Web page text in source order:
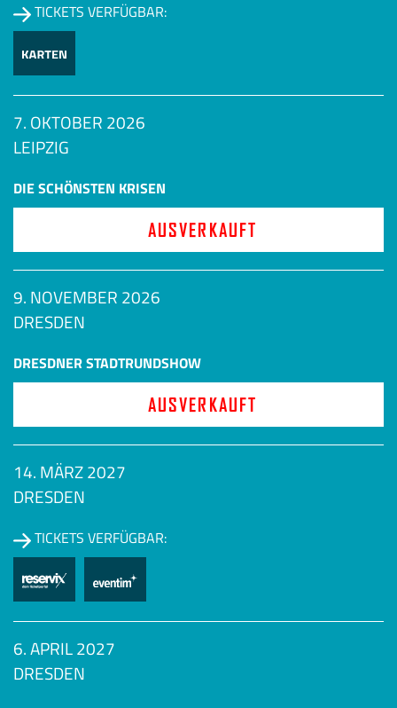
TICKETS VERFÜGBAR:
7. OKTOBER 2026
LEIPZIG
DIE SCHÖNSTEN KRISEN
AUSVERKAUFT
9. NOVEMBER 2026
DRESDEN
DRESDNER STADTRUNDSHOW
AUSVERKAUFT
14. MÄRZ 2027
DRESDEN
TICKETS VERFÜGBAR:
6. APRIL 2027
DRESDEN